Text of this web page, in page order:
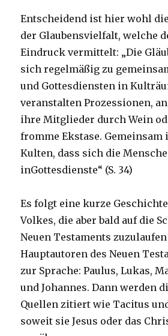
Entscheidend ist hier wohl
der Glaubensvielfalt, welche
Eindruck vermittelt: „Die
sich regelmäßig zu
und Gottesdiensten in
veranstalten Prozessionen,
ihre Mitglieder durch Wein
fromme Ekstase. Gemeinsam
Kulten, dass sich die
inGottesdienste“ (S. 34)
Es folgt eine kurze
Volkes, die aber bald auf die
Neuen Testaments
Hauptautoren des Neuen
zur Sprache: Paulus, Lukas,
und Johannes. Dann werden
Quellen zitiert wie Tacitus
soweit sie Jesus oder das